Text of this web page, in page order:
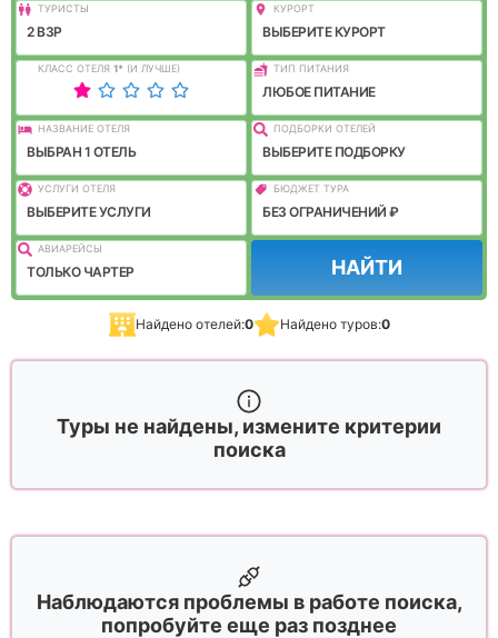
ТУРИСТЫ
2 ВЗР
КУРОРТ
ВЫБЕРИТЕ КУРОРТ
КЛАСС ОТЕЛЯ 1* (И ЛУЧШЕ) ТИП ПИТАНИЯ
ЛЮБОЕ ПИТАНИЕ
НАЗВАНИЕ ОТЕЛЯ
ВЫБРАН 1 ОТЕЛЬ
ПОДБОРКИ ОТЕЛЕЙ
ВЫБЕРИТЕ ПОДБОРКУ
УСЛУГИ ОТЕЛЯ
ВЫБЕРИТЕ УСЛУГИ
БЮДЖЕТ ТУРА
БЕЗ ОГРАНИЧЕНИЙ ₽
АВИАРЕЙСЫ
ТОЛЬКО ЧАРТЕР НАЙТИ
Найдено отелей:0 Найдено туров:0
Туры не найдены, измените критерии
поиска
Наблюдаются проблемы в работе поиска,
попробуйте еще раз позднее